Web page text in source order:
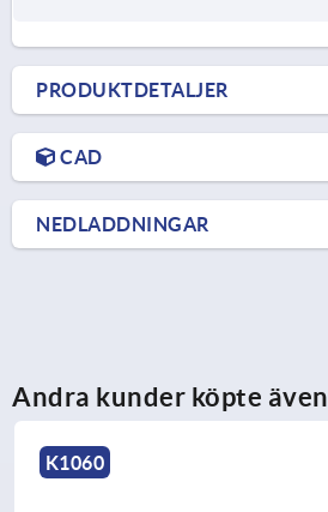
PRODUKTDETALJER
CAD
NEDLADDNINGAR
Andra kunder köpte även
K1060